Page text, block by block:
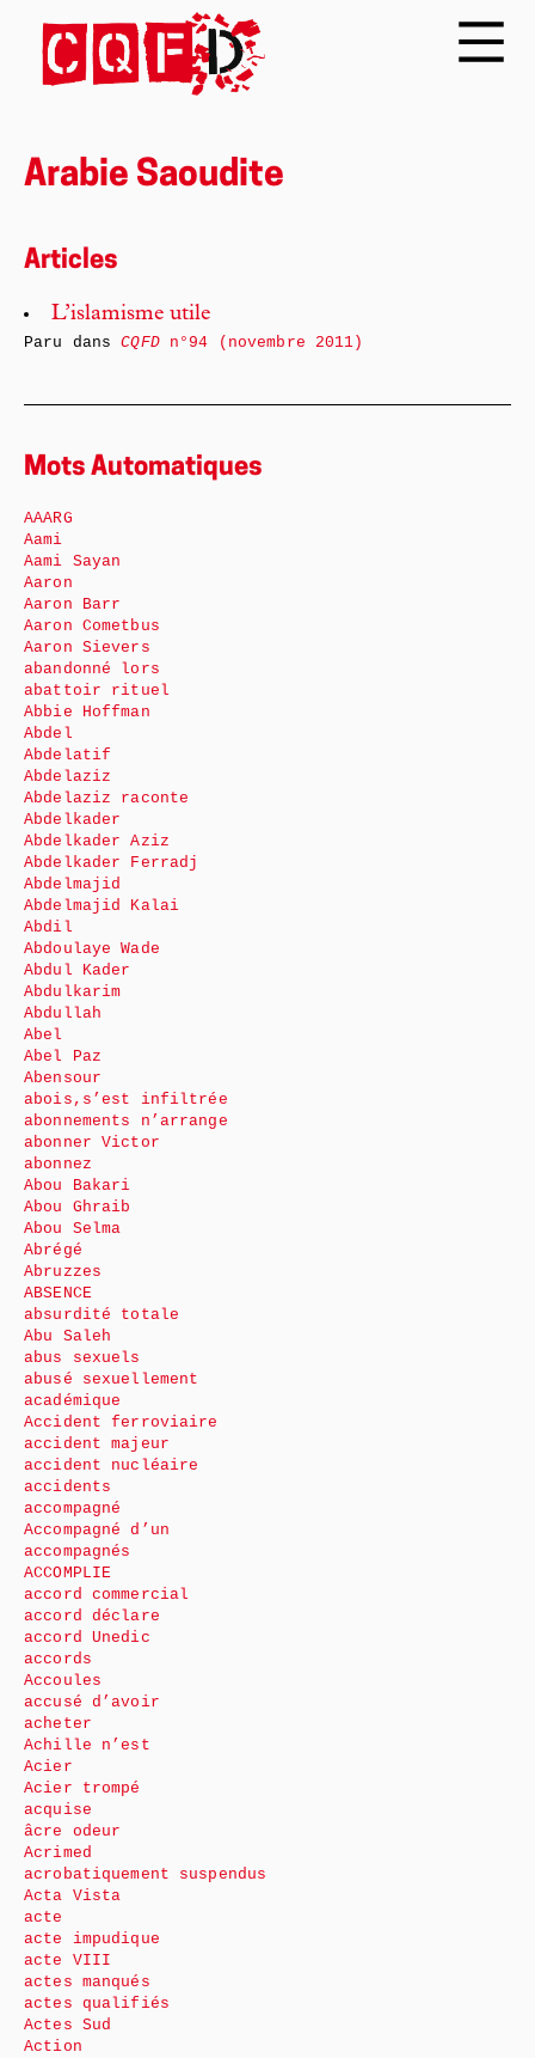
Arabie Saoudite
Articles
L’islamisme utile
Paru dansCQFDn°94 (novembre 2011)
Mots Automatiques
AAARG
Aami
Aami Sayan
Aaron
Aaron Barr
Aaron Cometbus
Aaron Sievers
abandonné lors
abattoir rituel
Abbie Hoffman
Abdel
Abdelatif
Abdelaziz
Abdelaziz raconte
Abdelkader
Abdelkader Aziz
Abdelkader Ferradj
Abdelmajid
Abdelmajid Kalai
Abdil
Abdoulaye Wade
Abdul Kader
Abdulkarim
Abdullah
Abel
Abel Paz
Abensour
abois,s’est infiltrée
abonnements n’arrange
abonner Victor
abonnez
Abou Bakari
Abou Ghraib
Abou Selma
Abrégé
Abruzzes
ABSENCE
absurdité totale
Abu Saleh
abus sexuels
abusé sexuellement
académique
Accident ferroviaire
accident majeur
accident nucléaire
accidents
accompagné
Accompagné d’un
accompagnés
ACCOMPLIE
accord commercial
accord déclare
accord Unedic
accords
Accoules
accusé d’avoir
acheter
Achille n’est
Acier
Acier trompé
acquise
âcre odeur
Acrimed
acrobatiquement suspendus
Acta Vista
acte
acte impudique
acte VIII
actes manqués
actes qualifiés
Actes Sud
Action